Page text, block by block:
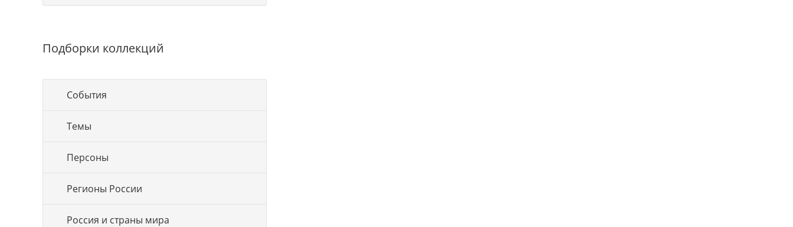
Подборки коллекций
События
Темы
Персоны
Регионы России
Россия и страны мира